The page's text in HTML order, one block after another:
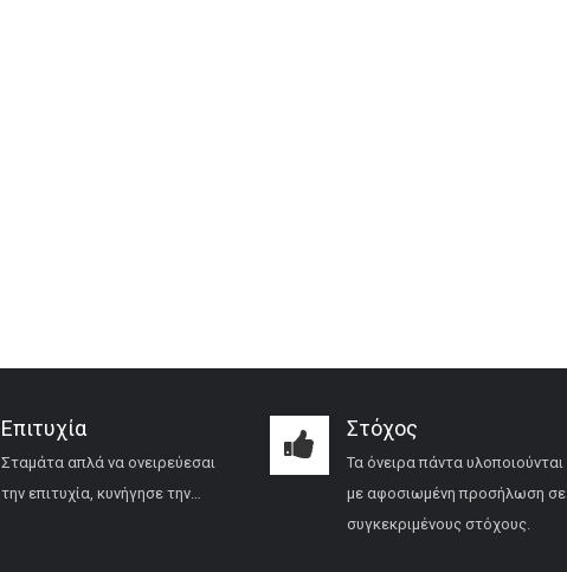
Επιτυχία
Σταμάτα απλά να ονειρεύεσαι
την επιτυχία, κυνήγησε την…
Στόχος
Τα όνειρα πάντα υλοποιούνται
με αφοσιωμένη προσήλωση σε
συγκεκριμένους στόχους.